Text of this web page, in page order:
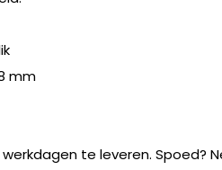
mm
te leveren. Spoed?